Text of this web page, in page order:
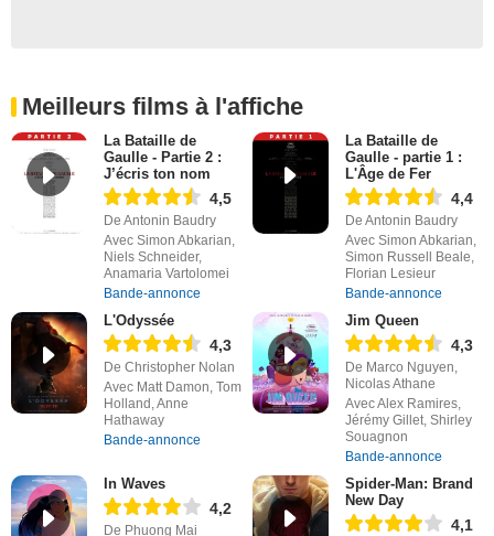
Meilleurs films à l'affiche
La Bataille de
Gaulle - Partie 2 :
J’écris ton nom
4,5
De Antonin Baudry
Avec Simon Abkarian,
Niels Schneider,
Anamaria Vartolomei
Bande-annonce
La Bataille de
Gaulle - partie 1 :
L'Âge de Fer
4,4
De Antonin Baudry
Avec Simon Abkarian,
Simon Russell Beale,
Florian Lesieur
Bande-annonce
L'Odyssée
4,3
De Christopher Nolan
Avec Matt Damon, Tom
Holland, Anne
Hathaway
Bande-annonce
Jim Queen
4,3
De Marco Nguyen,
Nicolas Athane
Avec Alex Ramires,
Jérémy Gillet, Shirley
Souagnon
Bande-annonce
In Waves
4,2
De Phuong Mai
Spider-Man: Brand
New Day
4,1